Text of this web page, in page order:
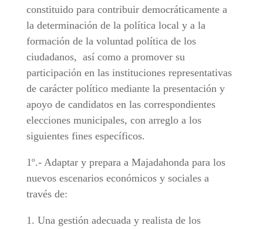
constituido para contribuir democráticamente a
la determinación de la política local y a la
formación de la voluntad política de los
ciudadanos, así como a promover su
participación en las instituciones representativas
de carácter político mediante la presentación y
apoyo de candidatos en las correspondientes
elecciones municipales, con arreglo a los
siguientes fines específicos.
1º.- Adaptar y prepara a Majadahonda para los
nuevos escenarios económicos y sociales a
través de:
Una gestión adecuada y realista de los